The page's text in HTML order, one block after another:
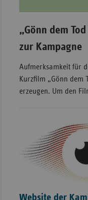
„Gönn dem
zur Kampagne
Aufmerksamkeit für
Kurzfilm „Gönn dem
erzeugen. Um den
Website der